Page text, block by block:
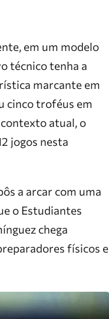
em um modelo
técnico tenha a
marcante em
cinco troféus em
atual, o
jogos nesta
a arcar com uma
o Estudiantes
chega
físicos e